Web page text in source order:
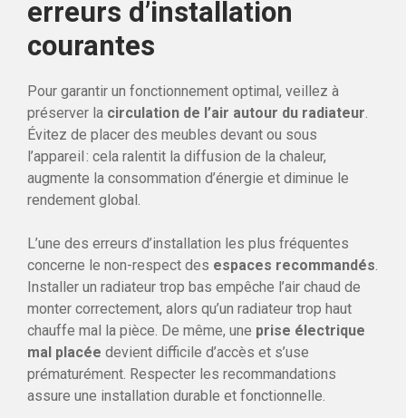
erreurs d’installation
courantes
Pour garantir un fonctionnement optimal, veillez à
préserver la circulation de l’air autour du radiateur.
Évitez de placer des meubles devant ou sous
l’appareil : cela ralentit la diffusion de la chaleur,
augmente la consommation d’énergie et diminue le
rendement global.
L’une des erreurs d’installation les plus fréquentes
concerne le non-respect des espaces recommandés.
Installer un radiateur trop bas empêche l’air chaud de
monter correctement, alors qu’un radiateur trop haut
chauffe mal la pièce. De même, une prise électrique
mal placée devient difficile d’accès et s’use
prématurément. Respecter les recommandations
assure une installation durable et fonctionnelle.